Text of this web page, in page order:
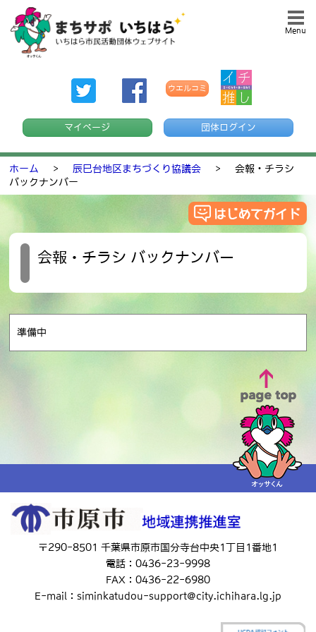
マイページ 団体ログイン
ウエルコミ
Menu
ホーム > 辰巳台地区まちづくり協議会 >
会報・チラシ
バックナンバー
会報・チラシ バックナンバー
準備中
〒290-8501 千葉県市原市国分寺台中央1丁目1番地1
電話：0436-23-9998
FAX：0436-22-6980
E-mail：siminkatudou-support@city.ichihara.lg.jp